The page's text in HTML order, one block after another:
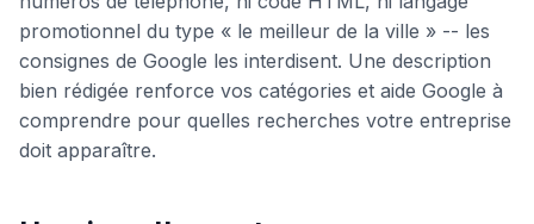
promotionnel du type « le meilleur de la ville » -- les
consignes de Google les interdisent. Une description
bien rédigée renforce vos catégories et aide Google à
comprendre pour quelles recherches votre entreprise
doit apparaître.